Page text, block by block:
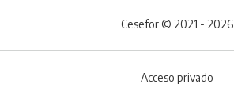
Cesefor © 2021 - 2026
Acceso privado